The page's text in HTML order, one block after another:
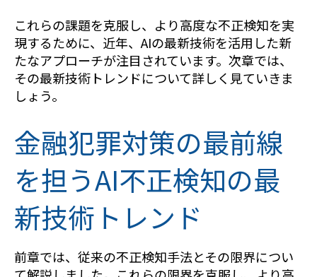
これらの課題を克服し、より高度な不正検知を実
現するために、近年、AIの最新技術を活用した新
たなアプローチが注目されています。次章では、
その最新技術トレンドについて詳しく見ていきま
しょう。
金融犯罪対策の最前線
を担うAI不正検知の最
新技術トレンド
前章では、従来の不正検知手法とその限界につい